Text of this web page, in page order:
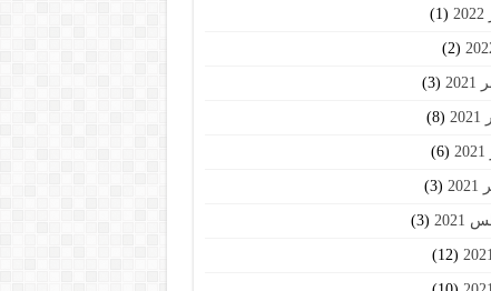
(1)
(2)
(3)
(8)
(6)
(3)
(3)
(12)